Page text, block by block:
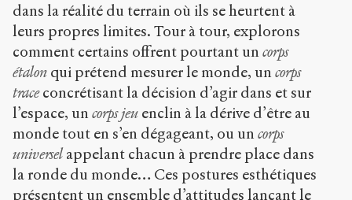
à la
version
PDF
dans la réalité du terrain où ils se heurtent à
leurs propres limites. Tour à tour, explorons
comment certains offrent pourtant un corps
étalon qui prétend mesurer le monde, un corps
traceconcrétisant la décision d’agir dans et sur
l’espace, un corps jeu enclin à la dérive d’être au
monde tout en s’en dégageant, ou un corps
universelappelant chacun à prendre place dans
la ronde du monde… Ces postures esthétiques
présentent un ensemble d’attitudes lançant le